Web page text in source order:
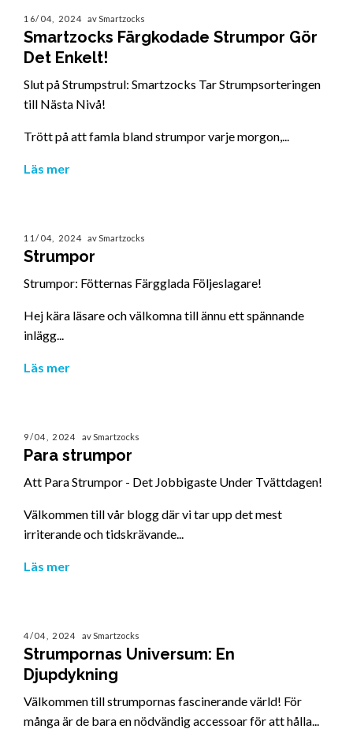
16/04, 2024 av Smartzocks
Smartzocks Färgkodade Strumpor Gör
Det Enkelt!
Slut på Strumpstrul: Smartzocks Tar Strumpsorteringen
till Nästa Nivå!
Trött på att famla bland strumpor varje morgon,...
Läs mer
11/04, 2024 av Smartzocks
Strumpor
Strumpor: Fötternas Färgglada Följeslagare!
Hej kära läsare och välkomna till ännu ett spännande
inlägg...
Läs mer
9/04, 2024 av Smartzocks
Para strumpor
Att Para Strumpor - Det Jobbigaste Under Tvättdagen!
Välkommen till vår blogg där vi tar upp det mest
irriterande och tidskrävande...
Läs mer
4/04, 2024 av Smartzocks
Strumpornas Universum: En
Djupdykning
Välkommen till strumpornas fascinerande värld! För
många är de bara en nödvändig accessoar för att hålla...